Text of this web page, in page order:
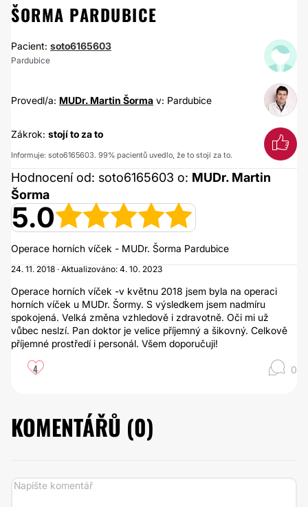
ŠORMA PARDUBICE
Pacient: soto6165603
Pardubice
Provedl/a: MUDr. Martin Šorma v: Pardubice
Zákrok: stojí to za to
Informuje: soto6165603. 99% pacientů uvedlo, že to stojí za to.
Hodnocení od: soto6165603 o: MUDr. Martin
Šorma
5.0
Operace horních víček - MUDr. Šorma Pardubice
24. 11. 2018 · Aktualizováno: 4. 10. 2023
Operace horních víček -v květnu 2018 jsem byla na operaci
horních víček u MUDr. Šormy. S výsledkem jsem nadmíru
spokojená. Velká změna vzhledově i zdravotně. Oči mi už
vůbec neslzí. Pan doktor je velice příjemný a šikovný. Celkově
příjemné prostředí i personál. Všem doporučuji!
4 0
KOMENTÁŘŮ (0)